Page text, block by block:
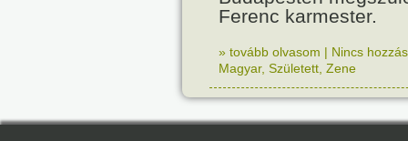
Ferenc karmester.
» tovább olvasom | Nincs
Magyar, Született Zene